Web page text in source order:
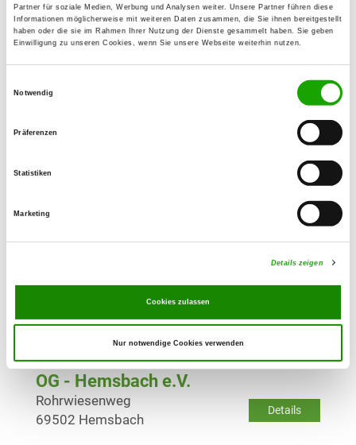
Partner für soziale Medien, Werbung und Analysen weiter. Unsere Partner führen diese
Informationen möglicherweise mit weiteren Daten zusammen, die Sie ihnen bereitgestellt
haben oder die sie im Rahmen Ihrer Nutzung der Dienste gesammelt haben. Sie geben
Einwilligung zu unseren Cookies, wenn Sie unsere Webseite weiterhin nutzen.
Notwendig
Präferenzen
Statistiken
Marketing
Details zeigen
Cookies zulassen
Nur notwendige Cookies verwenden
OG - Gimbsheim e.V.
Unter den Rüsten 45
Details
Oppauer Straße 21
Außerhalb 6
67593 Westhofen
OG - Worms e.V.
Details
67547 Worms
OG - Hemsbach e.V.
Details
Rohrwiesenweg
69502 Hemsbach